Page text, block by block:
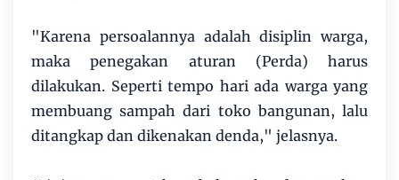
"Karena persoalannya adalah disiplin warga,
maka penegakan aturan (Perda) harus
dilakukan. Seperti tempo hari ada warga yang
membuang sampah dari toko bangunan, lalu
ditangkap dan dikenakan denda," jelasnya.